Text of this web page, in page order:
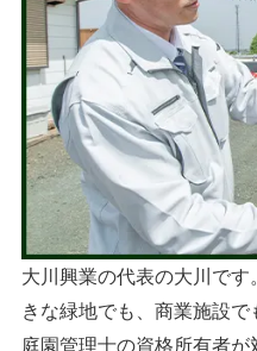
大川興業の代表の大川で
きな緑地でも、商業施設で
庭園管理士の資格所有者